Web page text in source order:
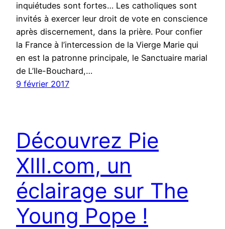
inquiétudes sont fortes… Les catholiques sont
invités à exercer leur droit de vote en conscience
après discernement, dans la prière. Pour confier
la France à l’intercession de la Vierge Marie qui
en est la patronne principale, le Sanctuaire marial
de L’Ile-Bouchard,…
9 février 2017
Découvrez Pie
XIII.com, un
éclairage sur The
Young Pope !